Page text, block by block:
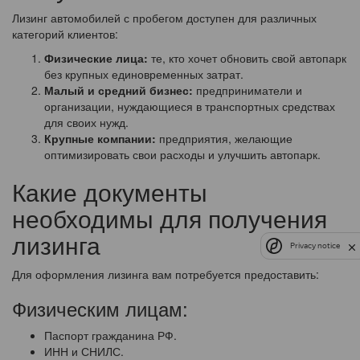
Лизинг автомобилей с пробегом доступен для различных
категорий клиентов:
Физические лица: те, кто хочет обновить свой автопарк
без крупных единовременных затрат.
Малый и средний бизнес: предприниматели и
организации, нуждающиеся в транспортных средствах
для своих нужд.
Крупные компании: предприятия, желающие
оптимизировать свои расходы и улучшить автопарк.
Какие документы
необходимы для получения
лизинга
Для оформления лизинга вам потребуется предоставить:
Физическим лицам:
Паспорт гражданина РФ.
ИНН и СНИЛС.
Privacy notice